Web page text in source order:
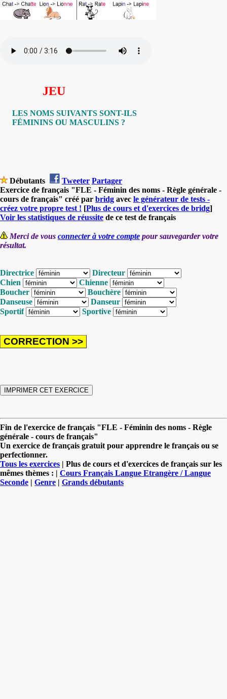
JEU
LES NOMS SUIVANTS SONT-ILS
FÉMININS OU MASCULINS ?
Débutants Tweeter Partager
Exercice de français "FLE - Féminin des noms - Règle générale -
cours de français" créé par bridg avec le générateur de tests -
créez votre propre test ! [Plus de cours et d'exercices de bridg]
Voir les statistiques de réussite de ce test de français
Merci de vous connecter à votre compte pour sauvegarder votre
résultat.
Directrice
Directeur
Chien
Chienne
Boucher
Bouchère
Danseuse
Danseur
Sportif
Sportive
Fin de l'exercice de français "FLE - Féminin des noms - Règle
générale - cours de français"
Un exercice de français gratuit pour apprendre le français ou se
perfectionner.
Tous les exercices | Plus de cours et d'exercices de français sur les
mêmes thèmes : | Cours Français Langue Etrangère / Langue
Seconde | Genre | Grands débutants